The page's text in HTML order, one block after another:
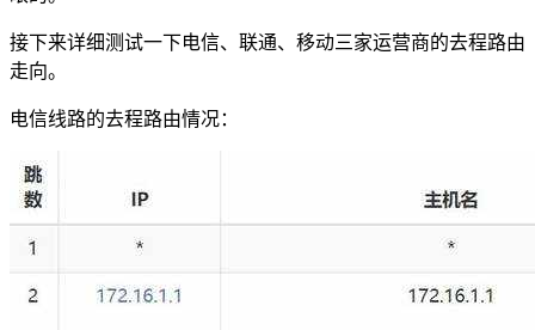
接下来详细测试一下电信、联通、移动三家运营商的去程路由
走向。
电信线路的去程路由情况：